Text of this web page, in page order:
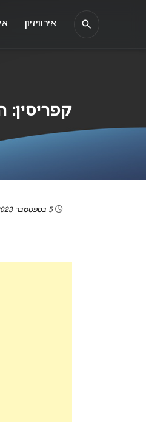
קפריסין:
5 בספטמבר 2023
אירוויזיון